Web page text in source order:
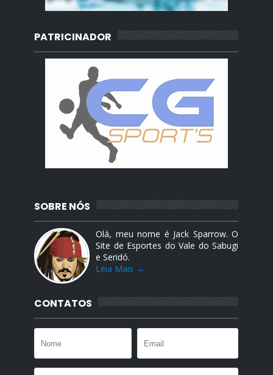
PATRICINADOR
SOBRE NÓS
Olá, meu nome é Jack Sparrow. O
Site de Esportes do Vale do Sabugi
e Seridó.
Leia Mais →
CONTATOS